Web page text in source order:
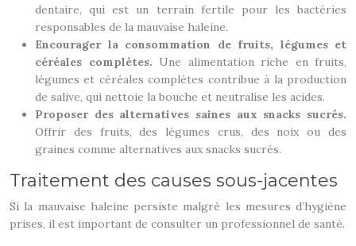
dentaire, qui est un terrain fertile pour les bactéries
responsables de la mauvaise haleine.
Encourager la consommation de fruits, légumes et
céréales complètes. Une alimentation riche en fruits,
légumes et céréales complètes contribue à la production
de salive, qui nettoie la bouche et neutralise les acides.
Proposer des alternatives saines aux snacks sucrés.
Offrir des fruits, des légumes crus, des noix ou des
graines comme alternatives aux snacks sucrés.
Traitement des causes sous-jacentes
Si la mauvaise haleine persiste malgré les mesures d’hygiène
prises, il est important de consulter un professionnel de santé.